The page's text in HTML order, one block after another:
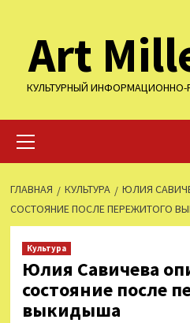
содержимому
Art
КУЛЬТУРНЫЙ ИНФОРМАЦИОННО-
меню
ГЛАВНАЯ КУЛЬТУРА
ЮЛИЯ
СОСТОЯНИЕ ПОСЛЕ ПЕРЕЖИТОГО
Культура
Юлия Савичева
состояние после
выкидыша